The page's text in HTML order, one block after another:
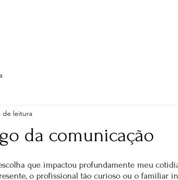
da comunicação
de leitura
que impactou profundamente meu
o profissional tão curioso ou o familiar